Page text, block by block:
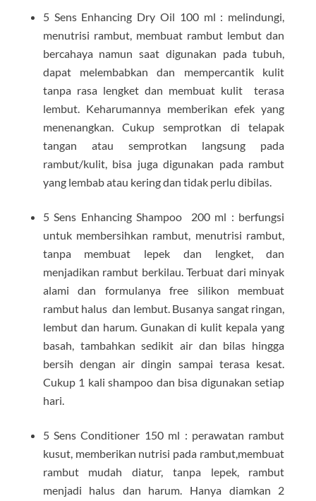
5 Sens Enhancing Dry Oil 100 ml : melindungi,
menutrisi rambut, membuat rambut lembut dan
bercahaya namun saat digunakan pada tubuh,
dapat melembabkan dan mempercantik kulit
tanpa rasa lengket dan membuat kulit terasa
lembut. Keharumannya memberikan efek yang
menenangkan. Cukup semprotkan di telapak
tangan atau semprotkan langsung pada
rambut/kulit, bisa juga digunakan pada rambut
yang lembab atau kering dan tidak perlu dibilas.
5 Sens Enhancing Shampoo 200 ml : berfungsi
untuk membersihkan rambut, menutrisi rambut,
tanpa membuat lepek dan lengket, dan
menjadikan rambut berkilau. Terbuat dari minyak
alami dan formulanya free silikon membuat
rambut halus dan lembut. Busanya sangat ringan,
lembut dan harum. Gunakan di kulit kepala yang
basah, tambahkan sedikit air dan bilas hingga
bersih dengan air dingin sampai terasa kesat.
Cukup 1 kali shampoo dan bisa digunakan setiap
hari.
5 Sens Conditioner 150 ml : perawatan rambut
kusut, memberikan nutrisi pada rambut,membuat
rambut mudah diatur, tanpa lepek, rambut
menjadi halus dan harum. Hanya diamkan 2